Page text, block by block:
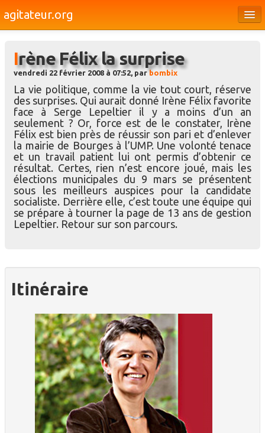
agitateur.org
Bourges & le Cher
Culture
Médias
Dossiers
Brèves
Irène Félix la surprise
vendredi 22 février 2008 à 07:52, parbombix
La vie politique, comme la vie tout court, réserve
des surprises. Qui aurait donné Irène Félix favorite
face à Serge Lepeltier il y a moins d’un an
seulement ? Or, force est de le constater, Irène
Félix est bien près de réussir son pari et d’enlever
la mairie de Bourges à l’UMP. Une volonté tenace
et un travail patient lui ont permis d’obtenir ce
résultat. Certes, rien n’est encore joué, mais les
élections municipales du 9 mars se présentent
sous les meilleurs auspices pour la candidate
socialiste. Derrière elle, c’est toute une équipe qui
se prépare à tourner la page de 13 ans de gestion
Lepeltier. Retour sur son parcours.
Itinéraire